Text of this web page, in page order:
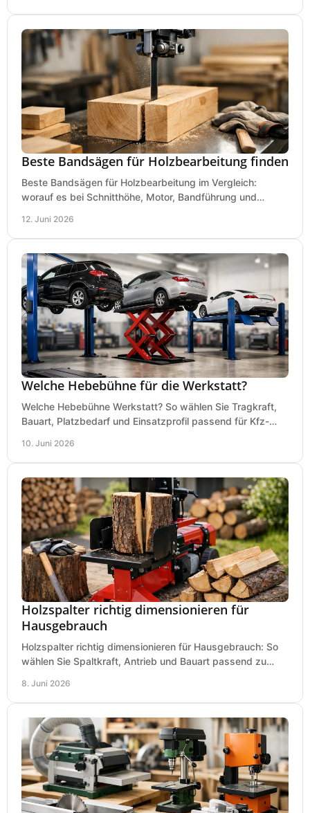
Beste Bandsägen für Holzbearbeitung finden
Beste Bandsägen für Holzbearbeitung im Vergleich:
worauf es bei Schnitthöhe, Motor, Bandführung und
12. Juni 2026
Welche Hebebühne für die Werkstatt?
Welche Hebebühne Werkstatt? So wählen Sie Tragkraft,
Bauart, Platzbedarf und Einsatzprofil passend für Kfz-
10. Juni 2026
Holzspalter richtig dimensionieren für
Hausgebrauch
Holzspalter richtig dimensionieren für Hausgebrauch: So
wählen Sie Spaltkraft, Antrieb und Bauart passend zu
8. Juni 2026